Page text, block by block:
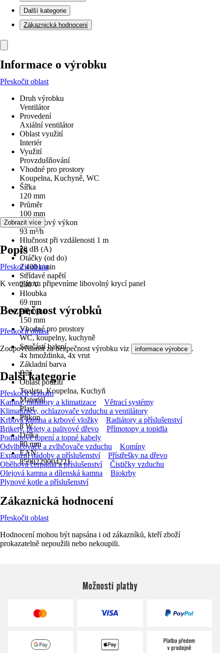
Další kategorie
Zákaznická hodnocení
Informace o výrobku
Přeskočit oblast
Druh výrobku
Ventilátor
Provedení
Axiální ventilátor
Oblast využití
Interiér
Využití
Provzdušňování
Vhodné pro prostory
Koupelna, Kuchyně, WC
Šířka
120 mm
Průměr
100 mm
Vzduchový výkon
93 m³/h
Hlučnost při vzdálenosti 1 m
28 dB (A)
Otáčky (od do)
2 400 r/min
Střídavé napětí
230 V
Hloubka
69 mm
Přípojka
150 mm
Vhodné pro prostory
WC, koupelny, kuchyně
Součástí balení
4x hmoždinka, 4x vrut
Základní barva
Bílá
Oblast použití
Toaleta, Koupelna, Kuchyň
Materiál
Plast
Příkon
8 W
Délka
80 mm
EAN
8590229004221
Zobrazit více
Popis
Přeskočit oblast
K ventilátoru připevníme libovolný krycí panel
Bezpečnost výrobků
Přeskočit oblast
Zodpovědnost za bezpečnost výrobku viz informace výrobce .
Další kategorie
Přeskočit seznam
Kamna, radiátory a klimatizace
Větrací systémy
Klimatizace, ochlazovače vzduchu a ventilátory
Krbová kamna a krbové vložky
Radiátory a příslušenství
Brikety, pelety a palivové dřevo
Přímotopy a topidla
Podlahové topení a topné kabely
Odvlhčovače a zvlhčovače vzduchu
Komíny
Expanzní nádoby a příslušenství
Přístřešky na dřevo
Oběhová čerpadla a příslušenství
Čističky vzduchu
Olejová kamna a dílenská kamna
Biokrby
Plynové kotle a příslušenství
Zákaznická hodnocení
Přeskočit oblast
Hodnocení mohou být napsána i od zákazníků, kteří zboží
prokazatelně nepoužili nebo nekoupili.
Možnosti platby